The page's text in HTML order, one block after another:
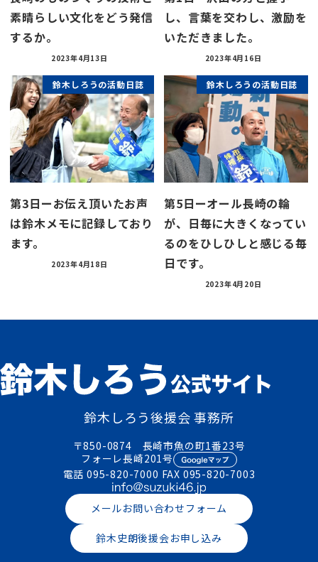
素晴らしい文化をどう発信
するか。
2023年4月13日
し、言葉を交わし、激励を
いただきました。
2023年4月16日
鈴木しろうの活動日誌
第3日ーお伝え頂いたお声
は鈴木メモに記録しており
ます。
2023年4月18日
鈴木しろうの活動日誌
第5日ーオール長崎の輪
が、日毎に大きくなってい
るのをひしひしと感じる毎
日です。
2023年4月20日
鈴木しろう後援会 事務所
〒850-0874 長崎市魚の町1番23号
フォーレ長崎201号
電話095-820-7000 FAX 095-820-7003
メールお問い合わせフォーム
鈴木史朗後援会お申し込み